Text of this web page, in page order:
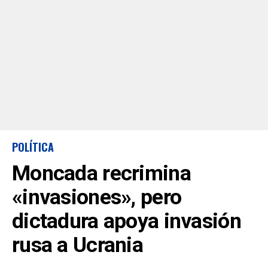
POLÍTICA
Moncada recrimina
«invasiones», pero
dictadura apoya invasión
rusa a Ucrania